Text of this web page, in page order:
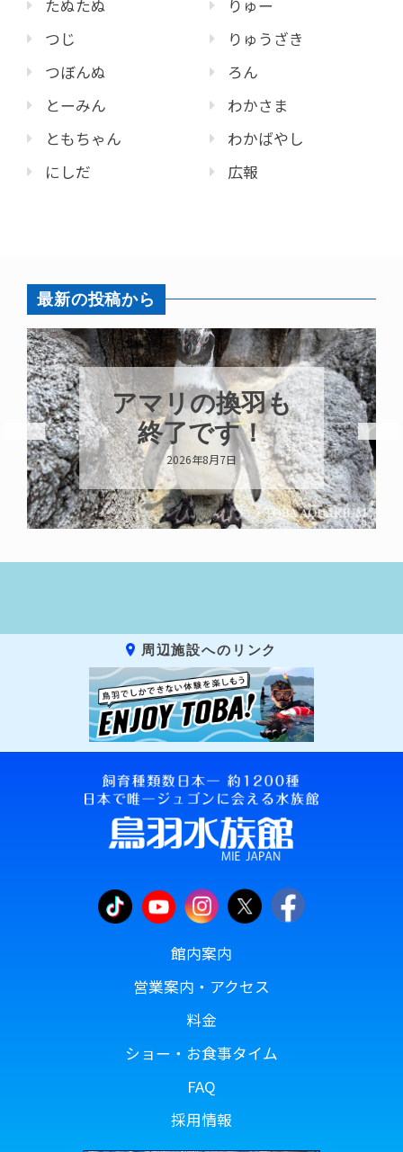
たぬたぬ
つじ
つぼんぬ
とーみん
ともちゃん
にしだ
りゅー
りゅうざき
ろん
わかさま
わかばやし
広報
最新の投稿から
アマリの換羽も
終了です！
2026年8月7日
周辺施設へのリンク
館内案内
営業案内・アクセス
料金
ショー・お食事タイム
FAQ
採用情報